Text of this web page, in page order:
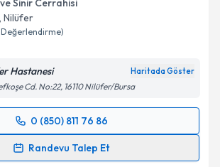
Sinir Cerrahisi
, Nilüfer
Değerlendirme)
Hastanesi Haritada Göster
Cd. No:22, 16110 Nilüfer/Bursa
0 (850) 811 76 86
Randevu Talep Et
Talebi